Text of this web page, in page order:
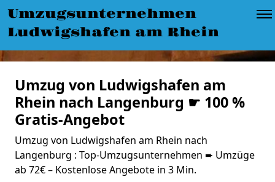
Umzugsunternehmen
Ludwigshafen am Rhein
Umzug von Ludwigshafen am
Rhein nach Langenburg ☛ 100 %
Gratis-Angebot
Umzug von Ludwigshafen am Rhein nach
Langenburg : Top-Umzugsunternehmen ➨ Umzüge
ab 72€ – Kostenlose Angebote in 3 Min.